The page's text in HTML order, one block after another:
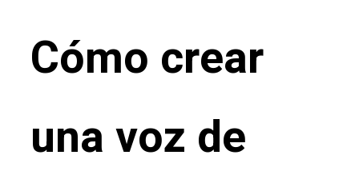
Cómo crear
una voz de